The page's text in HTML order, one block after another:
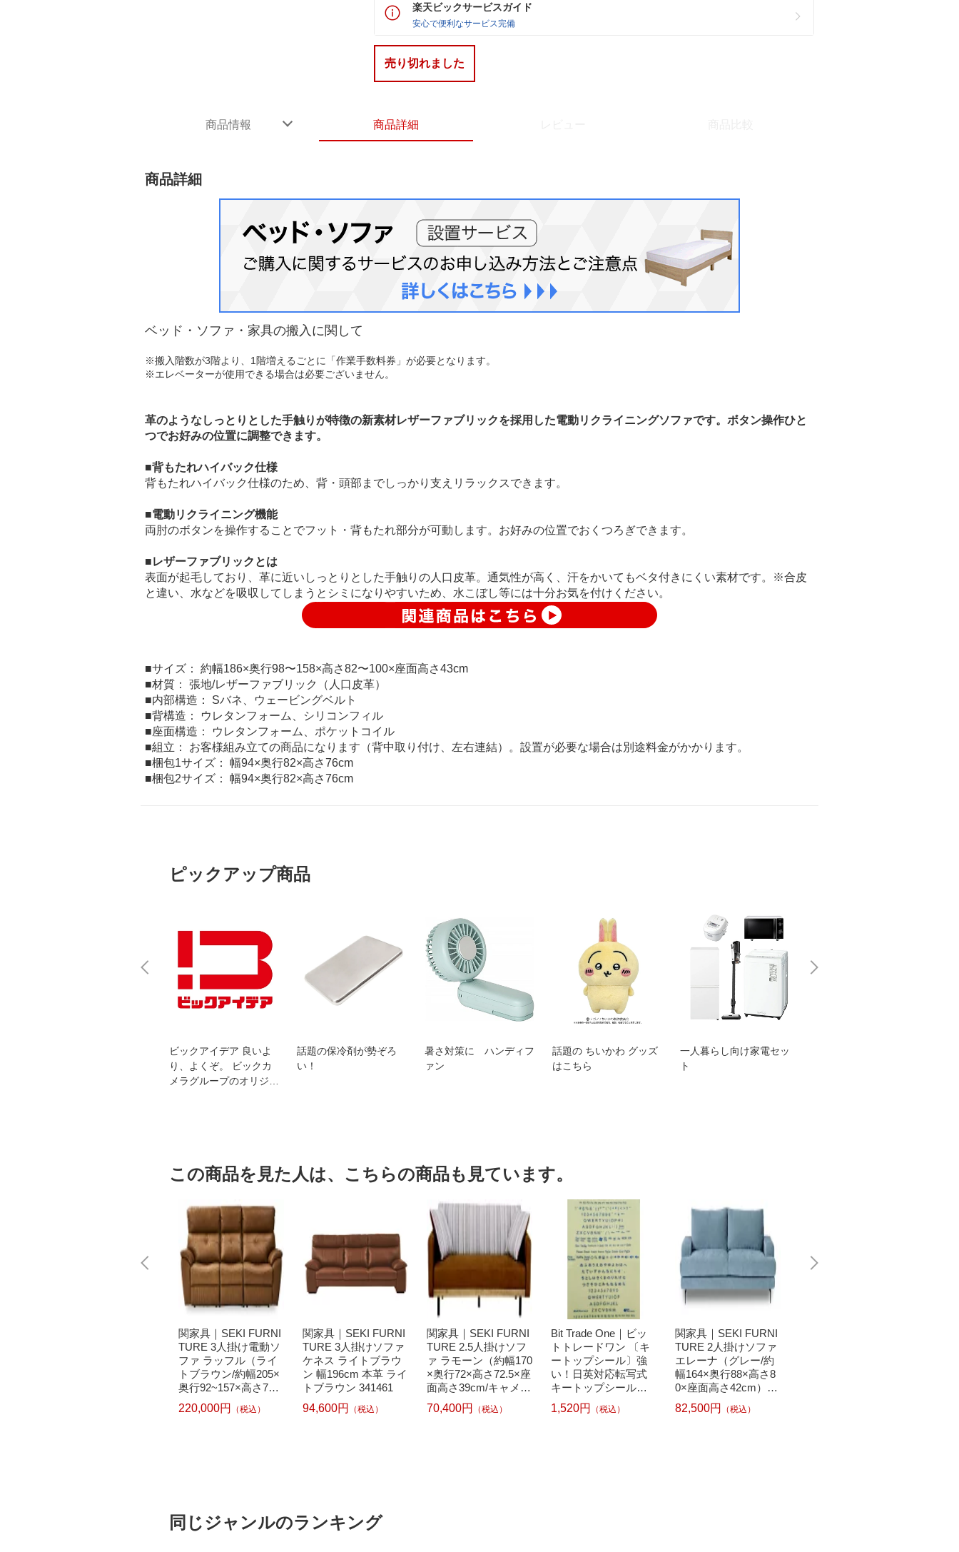
楽天ビックサービスガイド
安心で便利なサービス完備
売り切れました
商品情報 商品詳細
商品詳細
ベッド・ソファ・家具の搬入に関して
※搬入階数が3階より、1階増えるごとに「作業手数料券」が必要となります。
※エレベーターが使用できる場合は必要ございません。
革のようなしっとりとした手触りが特徴の新素材レザーファブリックを採用した電動リクライニングソファです。ボタン操作ひと
つでお好みの位置に調整できます。
■背もたれハイバック仕様
背もたれハイバック仕様のため、背・頭部までしっかり支えリラックスできます。
■電動リクライニング機能
両肘のボタンを操作することでフット・背もたれ部分が可動します。お好みの位置でおくつろぎできます。
■レザーファブリックとは
表面が起毛しており、革に近いしっとりとした手触りの人口皮革。通気性が高く、汗をかいてもベタ付きにくい素材です。※合皮
と違い、水などを吸収してしまうとシミになりやすいため、水こぼし等には十分お気を付けください。
■サイズ： 約幅186×奥行98〜158×高さ82〜100×座面高さ43cm
■材質： 張地/レザーファブリック（人口皮革）
■内部構造： Sバネ、ウェービングベルト
■背構造： ウレタンフォーム、シリコンフィル
■座面構造： ウレタンフォーム、ポケットコイル
■組立： お客様組み立ての商品になります（背中取り付け、左右連結）。設置が必要な場合は別途料金がかかります。
■梱包1サイズ： 幅94×奥行82×高さ76cm
■梱包2サイズ： 幅94×奥行82×高さ76cm
ピックアップ商品
ビックアイデア 良いよ
り、よくぞ。 ビックカ
メラグループのオリジナ
話題の保冷剤が勢ぞろ
い！
暑さ対策に ハンディフ
ァン
話題の ちいかわ グッズ
はこちら
一人暮らし向け家電セッ
ト
この商品を見た人は、こちらの商品も見ています。
関家具｜SEKI FURNI
TURE 3人掛け電動ソ
ファ ラッフル（ライ
トブラウン/約幅205×
奥行92~157×高さ78~
99×座面高さ46~50c
m）【キャンセル・返
220,000円 （税込）
関家具｜SEKI FURNI
TURE 3人掛けソファ
ケネス ライトブラウ
ン 幅196cm 本革 ライ
トブラウン 341461
94,600円
（税込）
関家具｜SEKI FURNI
TURE 2.5人掛けソフ
ァ ラモーン（約幅170
×奥行72×高さ72.5×座
面高さ39cm/キャメル
&ストライプ）
70,400円 （税込）
Bit Trade One｜ビッ
トトレードワン 〔キ
ートップシール〕強
い！日英対応転写式
キートップシールセ
ット ブルー DYKTSB
L
1,520円 （税込）
関家具｜SEKI FURNI
TURE 2人掛けソファ
エレーナ（グレー/約
幅164×奥行88×高さ8
0×座面高さ42cm）
【キャンセル・返品
不可】
82,500円 （税込）
同じジャンルのランキング